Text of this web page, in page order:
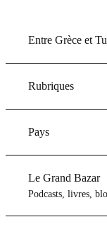
Entre Grèce et
Rubriques
Pays
Le Grand Bazar
Podcasts, livres,